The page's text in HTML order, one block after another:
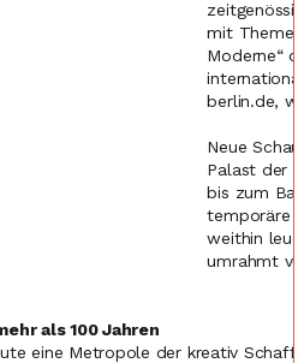
mit
Moderne“
berlin.de,
Neue
Palast der
bis zum
temporäre
weithin
umrahmt
als 100 Jahren
eine Metropole der kreativ